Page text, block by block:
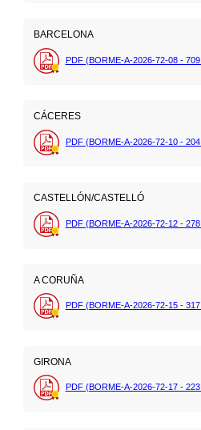
BARCELONA
PDF (BORME-A-2026-72-08 - 709
CÁCERES
PDF (BORME-A-2026-72-10 - 204
CASTELLÓN/CASTELLÓ
PDF (BORME-A-2026-72-12 - 278
A CORUÑA
PDF (BORME-A-2026-72-15 - 317
GIRONA
PDF (BORME-A-2026-72-17 - 223